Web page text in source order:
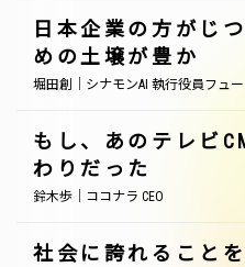
日本企業の方がじ
めの土壌が豊か
堀田創｜シナモンAI 執行役員フュ
もし、あのテレビ
わりだった
鈴木歩｜ココナラ CEO
社会に誇れること